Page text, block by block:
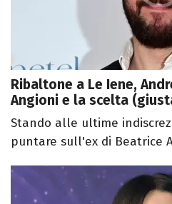
Ribaltone a Le Iene,
Angioni e la scelta
Stando alle ultime
puntare sull'ex di Beatrice